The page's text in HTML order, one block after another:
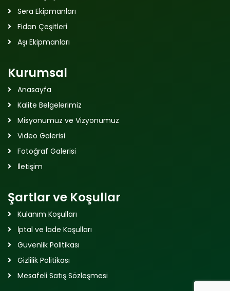
Sera Ekipmanları
Fidan Çeşitleri
Aşı Ekipmanları
Kurumsal
Anasayfa
Kalite Belgelerimiz
Misyonumuz ve Vizyonumuz
Video Galerisi
Fotoğraf Galerisi
İletişim
Şartlar ve Koşullar
Kulanım Koşulları
İptal ve İade Koşulları
Güvenlik Politikası
Gizlilik Politikası
Mesafeli Satış Sözleşmesi